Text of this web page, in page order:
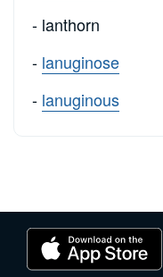
- lanthorn
- lanuginose
- lanuginous